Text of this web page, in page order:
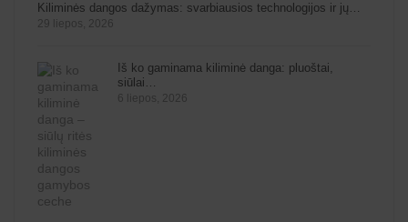
Kiliminės dangos dažymas: svarbiausios technologijos ir jų…
29 liepos, 2026
Iš ko gaminama kiliminė danga: pluoštai,
siūlai…
6 liepos, 2026